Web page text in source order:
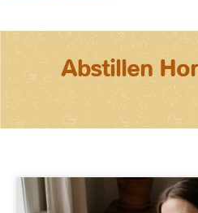
Abstillen